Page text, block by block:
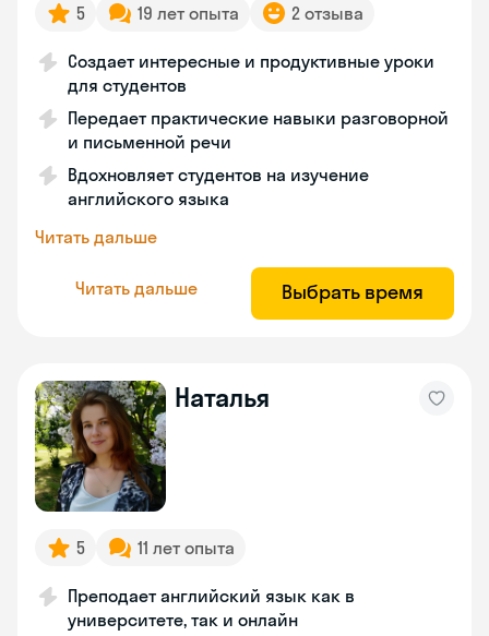
5 19 лет опыта 2 отзыва
Создает интересные и продуктивные уроки
для студентов
Передает практические навыки разговорной
и письменной речи
Вдохновляет студентов на изучение
английского языка
Читать дальше
Читать дальше Выбрать время
Наталья
5 11 лет опыта
Преподает английский язык как в
университете, так и онлайн